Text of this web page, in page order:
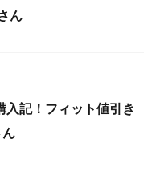
ん
入記！フィット値引き